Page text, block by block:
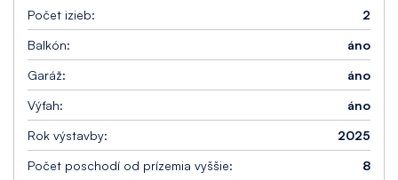
Počet izieb:
2
Balkón:
áno
Garáž:
áno
Výťah:
áno
Rok výstavby:
2025
Počet poschodí od prízemia vyššie:
8